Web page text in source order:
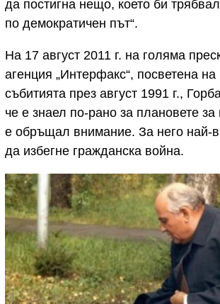
да постигна нещо, което би
по демократичен път“.
На 17 август 2011 г. на голяма
агенция „Интерфакс“, посветена
събитията през август 1991 г.,
че е знаел по-рано за плановете
е обръщал внимание. За него най-
да избегне гражданска война.